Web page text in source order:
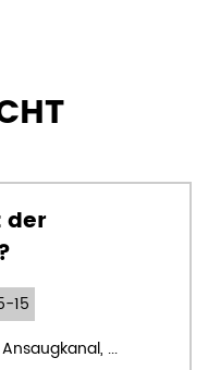
der
15
...